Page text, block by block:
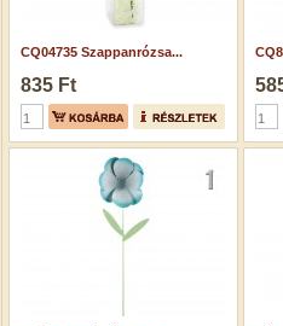
CQ04735 Szappanrózsa...
835 Ft